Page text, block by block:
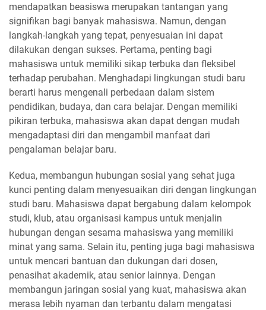
mendapatkan beasiswa merupakan tantangan yang
signifikan bagi banyak mahasiswa. Namun, dengan
langkah-langkah yang tepat, penyesuaian ini dapat
dilakukan dengan sukses. Pertama, penting bagi
mahasiswa untuk memiliki sikap terbuka dan fleksibel
terhadap perubahan. Menghadapi lingkungan studi baru
berarti harus mengenali perbedaan dalam sistem
pendidikan, budaya, dan cara belajar. Dengan memiliki
pikiran terbuka, mahasiswa akan dapat dengan mudah
mengadaptasi diri dan mengambil manfaat dari
pengalaman belajar baru.
Kedua, membangun hubungan sosial yang sehat juga
kunci penting dalam menyesuaikan diri dengan lingkungan
studi baru. Mahasiswa dapat bergabung dalam kelompok
studi, klub, atau organisasi kampus untuk menjalin
hubungan dengan sesama mahasiswa yang memiliki
minat yang sama. Selain itu, penting juga bagi mahasiswa
untuk mencari bantuan dan dukungan dari dosen,
penasihat akademik, atau senior lainnya. Dengan
membangun jaringan sosial yang kuat, mahasiswa akan
merasa lebih nyaman dan terbantu dalam mengatasi